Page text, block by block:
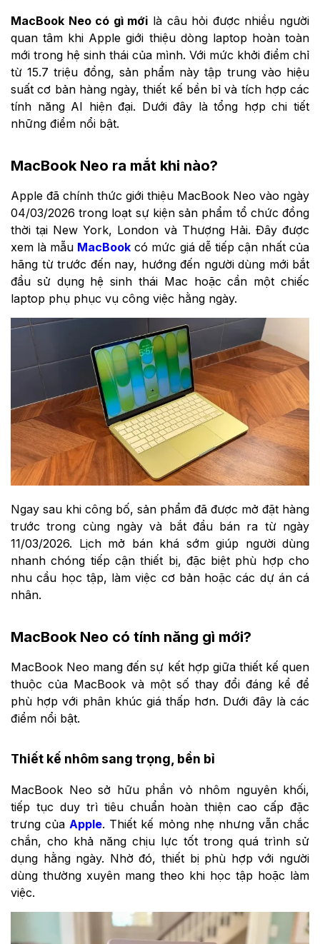
MacBook Neo có gì mới là câu hỏi được nhiều người
quan tâm khi Apple giới thiệu dòng laptop hoàn toàn
mới trong hệ sinh thái của mình. Với mức khởi điểm chỉ
từ 15.7 triệu đồng, sản phẩm này tập trung vào hiệu
suất cơ bản hàng ngày, thiết kế bền bỉ và tích hợp các
tính năng AI hiện đại. Dưới đây là tổng hợp chi tiết
những điểm nổi bật.
MacBook Neo ra mắt khi nào?
Apple đã chính thức giới thiệu MacBook Neo vào ngày
04/03/2026 trong loạt sự kiện sản phẩm tổ chức đồng
thời tại New York, London và Thượng Hải. Đây được
xem là mẫu MacBook có mức giá dễ tiếp cận nhất của
hãng từ trước đến nay, hướng đến người dùng mới bắt
đầu sử dụng hệ sinh thái Mac hoặc cần một chiếc
laptop phụ phục vụ công việc hằng ngày.
Ngay sau khi công bố, sản phẩm đã được mở đặt hàng
trước trong cùng ngày và bắt đầu bán ra từ ngày
11/03/2026. Lịch mở bán khá sớm giúp người dùng
nhanh chóng tiếp cận thiết bị, đặc biệt phù hợp cho
nhu cầu học tập, làm việc cơ bản hoặc các dự án cá
nhân.
MacBook Neo có tính năng gì mới?
MacBook Neo mang đến sự kết hợp giữa thiết kế quen
thuộc của MacBook và một số thay đổi đáng kể để
phù hợp với phân khúc giá thấp hơn. Dưới đây là các
điểm nổi bật.
Thiết kế nhôm sang trọng, bền bỉ
MacBook Neo sở hữu phần vỏ nhôm nguyên khối,
tiếp tục duy trì tiêu chuẩn hoàn thiện cao cấp đặc
trưng của Apple. Thiết kế mỏng nhẹ nhưng vẫn chắc
chắn, cho khả năng chịu lực tốt trong quá trình sử
dụng hằng ngày. Nhờ đó, thiết bị phù hợp với người
dùng thường xuyên mang theo khi học tập hoặc làm
việc.